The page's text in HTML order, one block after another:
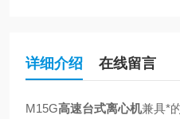
详细介绍 在线留言
M15G高速台式离心机兼具*